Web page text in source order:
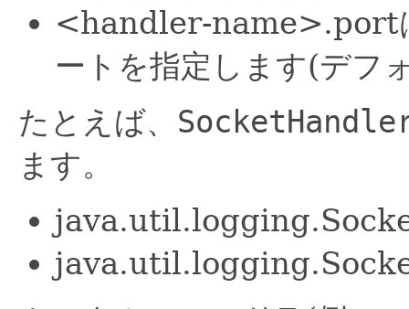
<handler-name>.port
ートを指定します(デフ
たとえば、
ます。